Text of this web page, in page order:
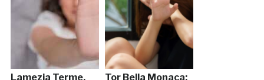
Lamezia Terme, Tor Bella Monaca: